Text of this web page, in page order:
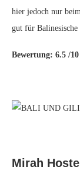
hier jedoch nur
gut für Balinesische
Bewertung: 6.5 /10
Mirah